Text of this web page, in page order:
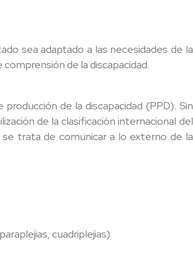
sea adaptado a las necesidades de la
de la discapacidad.
de la discapacidad (PPD). Sin
de la clasificación internacional del
se trata de comunicar a lo externo de la
cuadriplejias)